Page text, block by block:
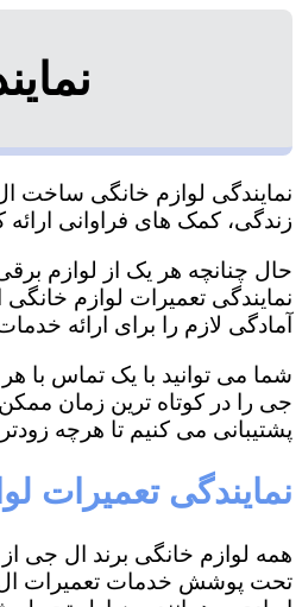
نمایندگی لوازم خانگی ساخت
زندگی، کمک های فراوانی ارائه کنند.09221241597
حال چنانچه هر یک از لوازم
نمایندگی تعمیرات لوازم خانگی
آمادگی لازم را برای ارائه
شما می توانید با یک تماس با
جی را در کوتاه ترین زمان
پشتیبانی می کنیم تا هرچه
نمایندگی تعمیرات
همه لوازم خانگی برند ال جی
تحت پوشش خدمات تعمیرات ال